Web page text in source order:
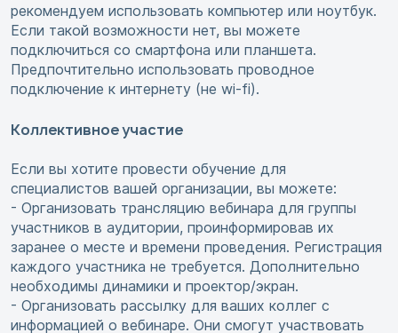
рекомендуем использовать компьютер или ноутбук.
Если такой возможности нет, вы можете
подключиться со смартфона или планшета.
Предпочтительно использовать проводное
подключение к интернету (не wi-fi).
Коллективное участие
Если вы хотите провести обучение для
специалистов вашей организации, вы можете:
- Организовать трансляцию вебинара для группы
участников в аудитории, проинформировав их
заранее о месте и времени проведения. Регистрация
каждого участника не требуется. Дополнительно
необходимы динамики и проектор/экран.
- Организовать рассылку для ваших коллег с
информацией о вебинаре. Они смогут участвовать